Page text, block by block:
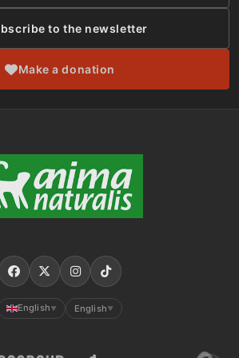
to the newsletter
Make a donation
English ▼ English ▼